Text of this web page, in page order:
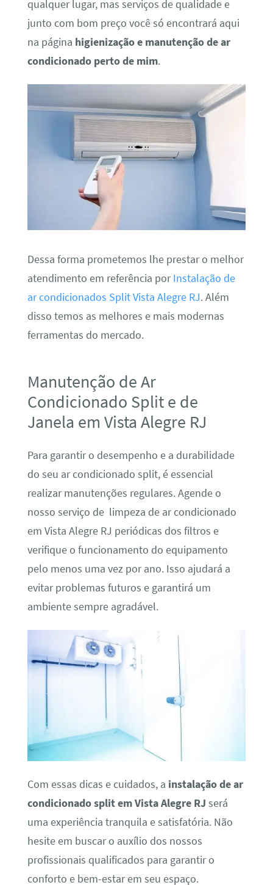
qualquer lugar, mas serviços de qualidade e
junto com bom preço você só encontrará aqui
na página higienização e manutenção de ar
condicionado perto de mim.
Dessa forma prometemos lhe prestar o melhor
atendimento em referência porInstalação de
ar condicionados Split Vista Alegre RJ. Além
disso temos as melhores e mais modernas
ferramentas do mercado.
Manutenção de Ar
Condicionado Split e de
Janela em Vista Alegre RJ
Para garantir o desempenho e a durabilidade
do seu ar condicionado split, é essencial
realizar manutenções regulares. Agende o
nosso serviço de limpeza de ar condicionado
em Vista Alegre RJ periódicas dos filtros e
verifique o funcionamento do equipamento
pelo menos uma vez por ano. Isso ajudará a
evitar problemas futuros e garantirá um
ambiente sempre agradável.
Com essas dicas e cuidados, a instalação de ar
condicionado split em Vista Alegre RJ será
uma experiência tranquila e satisfatória. Não
hesite em buscar o auxílio dos nossos
profissionais qualificados para garantir o
conforto e bem-estar em seu espaço.